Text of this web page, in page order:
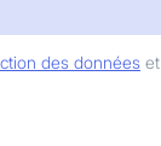
des données